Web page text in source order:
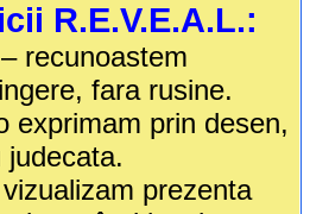
R.E.V.E.A.L.:
recunoastem
fara rusine.
exprimam prin desen,
prezenta